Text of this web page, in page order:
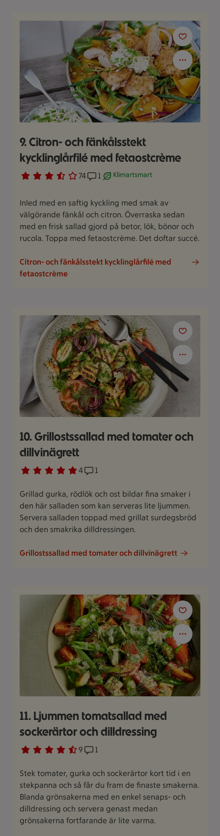
9. Citron- och fänkålsstekt
kycklinglårfilé med fetaostcrème
Betyg 3.2 av 5. 74
74 personer har röstatReceptet har 1 kommentarer
1 Receptet är ett klimartsmart val.
Klimartsmart
Inled med en saftig kyckling med smak av
välgörande fänkål och citron. Överraska sedan
med en frisk sallad gjord på betor, lök, bönor och
rucola. Toppa med fetaostcrème. Det doftar succé.
Citron- och fänkålsstekt kycklinglårfilé med
fetaostcrème
10. Grillostssallad med tomater och
dillvinägrett
Betyg 5 av 5. 4
4 personer har röstatReceptet har 1 kommentarer
1
Grillad gurka, rödlök och ost bildar fina smaker i
den här salladen som kan serveras lite ljummen.
Servera salladen toppad med grillat surdegsbröd
och den smakrika dilldressingen.
Grillostssallad med tomater och dillvinägrett
11. Ljummen tomatsallad med
sockerärtor och dilldressing
Betyg 4.1 av 5. 9
9 personer har röstatReceptet har 1 kommentarer
1
Stek tomater, gurka och sockerärtor kort tid i en
stekpanna och så får du fram de finaste smakerna.
Blanda grönsakerna med en enkel senaps- och
dilldressing och servera genast medan
grönsakerna fortfarande är lite varma.